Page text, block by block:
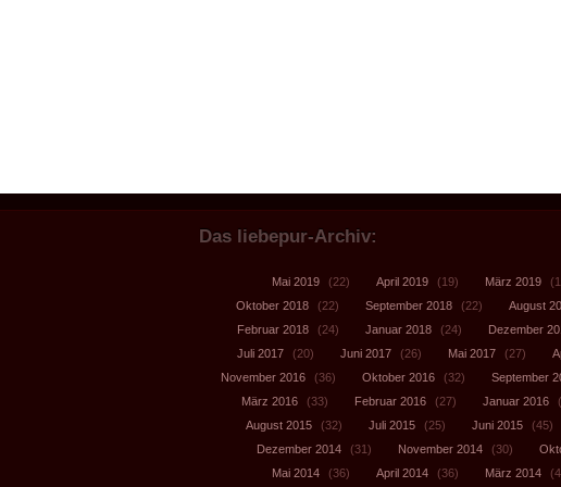
Das liebepur-Archiv:
Mai 2019 (22) April 2019 (19) März 2019
Oktober 2018
(22) September 2018 (22) August
Februar 2018
(24) Januar 2018 (24) Dezember
Juli 2017
(20) Juni 2017 (26) Mai 2017 (27)
November 2016
(36) Oktober 2016 (32) September
März 2016
(33) Februar 2016 (27) Januar 2016
August 2015
(32) Juli 2015 (25) Juni 2015 (45)
Dezember 2014
(31) November 2014 (30)
Mai 2014
(36) April 2014 (36) März 2014